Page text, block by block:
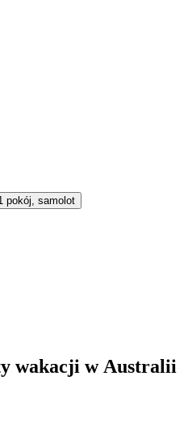
pokój, samolot
wakacji w Australii